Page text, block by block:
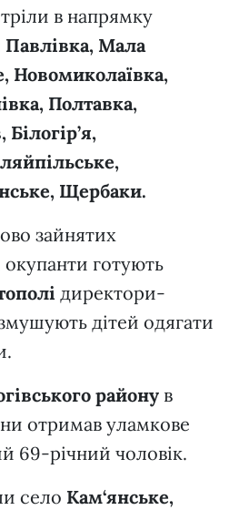
в напрямку
Павлівка, Мала
Новомиколаївка,
Полтавка,
Щербаки.
зайнятих
окупанти готують
директори-
дітей одягати
району в
отримав уламкове
69-річний чоловік.
село Кам‘янське,